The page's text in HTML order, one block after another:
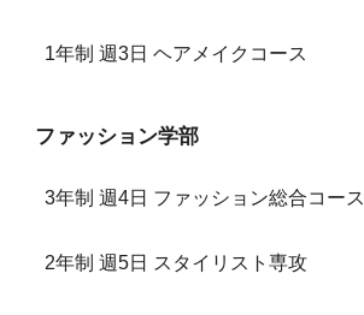
1年制 週3日 ヘアメイクコース
ファッション学部
3年制 週4日 ファッション総合コース
2年制 週5日 スタイリスト専攻